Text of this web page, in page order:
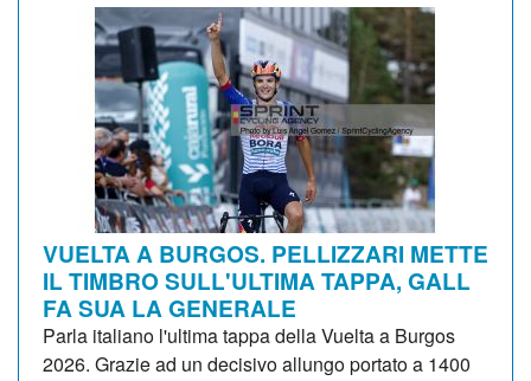
VUELTA A BURGOS. PELLIZZARI METTE
IL TIMBRO SULL'ULTIMA TAPPA, GALL
FA SUA LA GENERALE
Parla italiano l'ultima tappa della Vuelta a Burgos
2026. Grazie ad un decisivo allungo portato a 1400